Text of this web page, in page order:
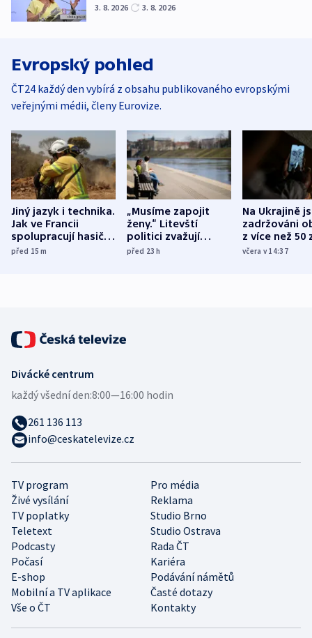
3. 8. 2026 3. 8. 2026
Evropský pohled
ČT24 každý den vybírá z obsahu publikovaného evropskými
veřejnými médii, členy Eurovize.
Jiný jazyk i technika.
Jak ve Francii
spolupracují hasiči z
různých zemí
před 15m
„Musíme zapojit
ženy.“ Litevští
politici zvažují
dohodu o
před 23h
Na Ukrajině
zadržováni
z více než 50
Bojovali na
včera v 14:37
TV program
Pro média
Živé vysílání
Reklama
TV poplatky
Studio Brno
Teletext
Studio Ostrava
Podcasty
Rada ČT
Počasí
Kariéra
E-shop
Podávání námětů
Mobilní a TV aplikace
Časté dotazy
Vše o ČT
Kontakty
Divácké centrum
každý všední den:8:00—16:00 hodin
261 136 113
info@ceskatelevize.cz